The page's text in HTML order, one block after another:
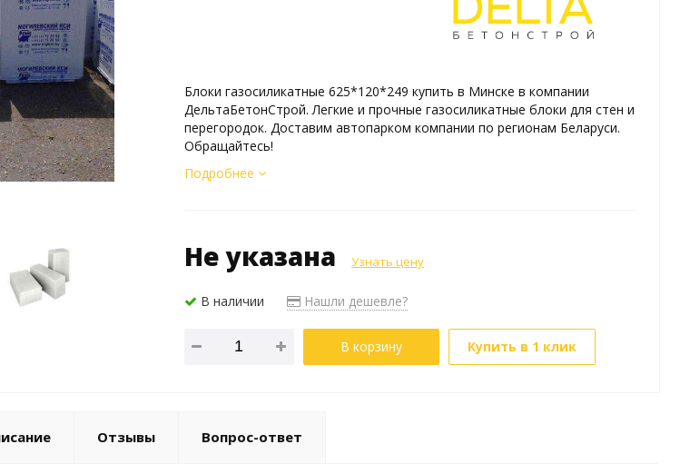
Блоки газосиликатные 625*120*249 купить в Минске в компании
ДельтаБетонСтрой. Легкие и прочные газосиликатные блоки для стен и
перегородок. Доставим автопарком компании по регионам Беларуси.
Обращайтесь!
Подробнее
Не указана Узнать цену
В наличии Нашли дешевле?
В корзину Купить в 1 клик
Отзывы Вопрос-ответ